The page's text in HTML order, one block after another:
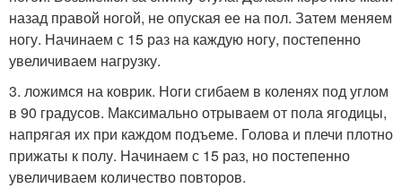
назад правой ногой, не опуская ее на пол. Затем меняем
ногу. Начинаем с 15 раз на каждую ногу, постепенно
увеличиваем нагрузку.
3. ложимся на коврик. Ноги сгибаем в коленях под углом
в 90 градусов. Максимально отрываем от пола ягодицы,
напрягая их при каждом подъеме. Голова и плечи плотно
прижаты к полу. Начинаем с 15 раз, но постепенно
увеличиваем количество повторов.